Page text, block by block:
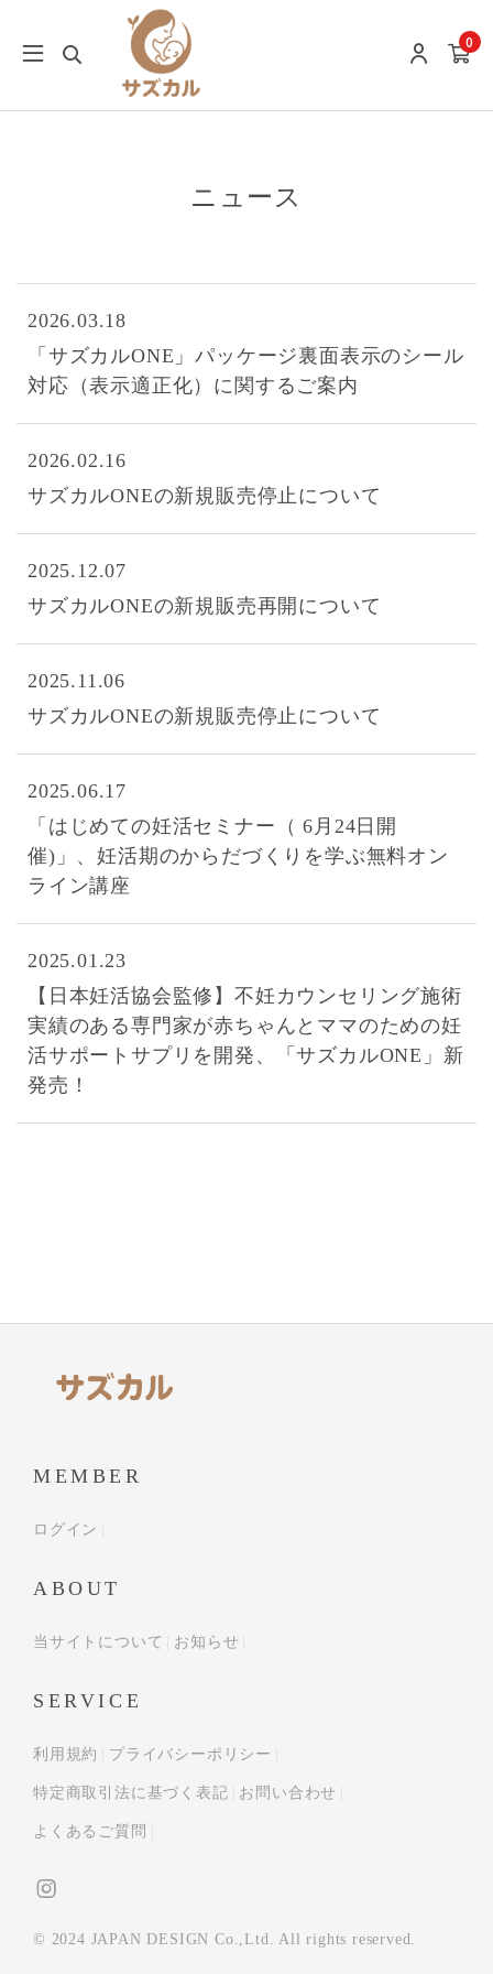
0
ニュース
2026.03.18
「サズカルONE」パッケージ裏面表示のシール
対応（表示適正化）に関するご案内
2026.02.16
サズカルONEの新規販売停止について
2025.12.07
サズカルONEの新規販売再開について
2025.11.06
サズカルONEの新規販売停止について
2025.06.17
「はじめての妊活セミナー（ 6月24日開
催)」、妊活期のからだづくりを学ぶ無料オン
ライン講座
2025.01.23
【日本妊活協会監修】不妊カウンセリング施術
実績のある専門家が赤ちゃんとママのための妊
活サポートサプリを開発、「サズカルONE」新
発売！
MEMBER
ログイン
ABOUT
当サイトについて お知らせ
SERVICE
利用規約 プライバシーポリシー
特定商取引法に基づく表記 お問い合わせ
よくあるご質問
© 2024 JAPAN DESIGN Co.,Ltd. All rights reserved.